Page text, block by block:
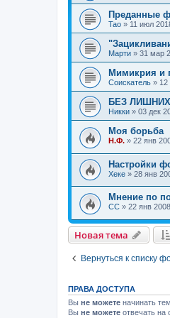
Преданные
Tao » 11 июл
Марти » 31 мар
Мимикрия и
Соискатель » 12
БЕЗ
Никки » 03 дек
Моя борьба
Н.Ф. » 22 янв
Настройки
Хеке » 28 янв
Мнение по
CC » 22 янв
Новая тема
Вернуться к списку
ПРАВА ДОСТУПА
Вы не можете начинать
Вы не можете отвечать на